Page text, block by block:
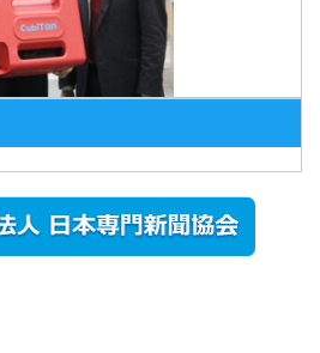
2026年8月5日
更新
農工大で大